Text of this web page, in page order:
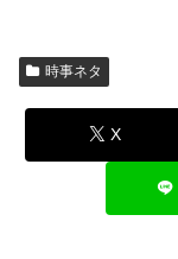
時事ネタ
X